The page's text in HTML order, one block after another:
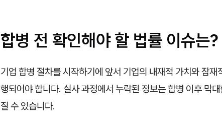
합병 전 확인해야 할 법률 이슈는?
기업 합병 절차를 시작하기에 앞서 기업의 내재적 가치와 잠
행되어야 합니다. 실사 과정에서 누락된 정보는 합병 이후 막
질 수 있습니다.